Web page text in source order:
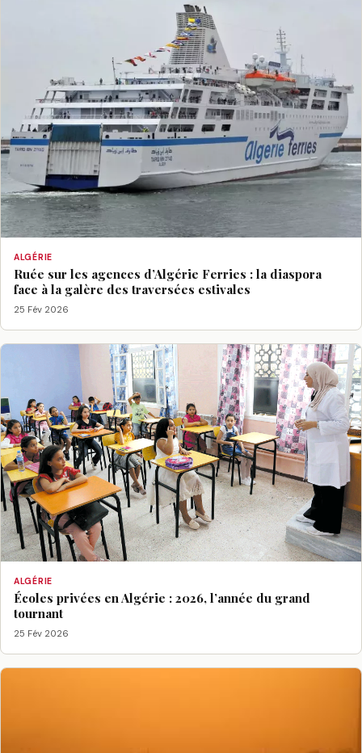
ALGÉRIE
Ruée sur les agences d’Algérie Ferries : la diaspora
face à la galère des traversées estivales
25 Fév 2026
ALGÉRIE
Écoles privées en Algérie : 2026, l’année du grand
tournant
25 Fév 2026